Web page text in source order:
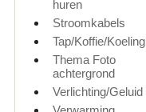
huren
Stroomkabels
Tap/Koffie/Koeling
Thema Foto
achtergrond
Verlichting/Geluid